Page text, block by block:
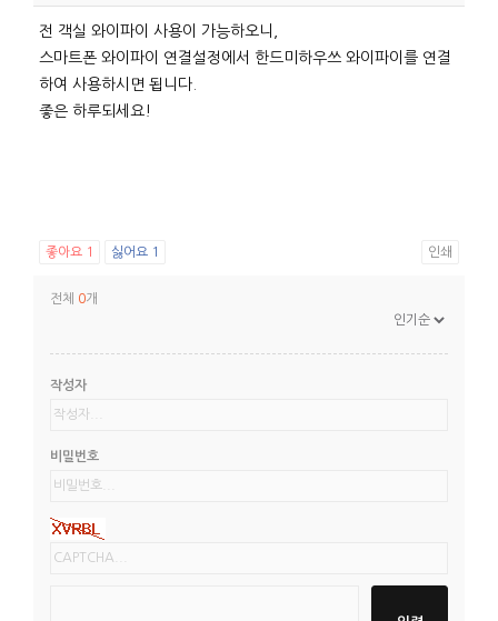
전 객실 와이파이 사용이 가능하오니,
스마트폰 와이파이 연결설정에서 한드미하우쓰 와이파이를 연결
하여 사용하시면 됩니다.
좋은 하루되세요!
좋아요 1 싫어요 1 인쇄
전체 0개
작성자
비밀번호